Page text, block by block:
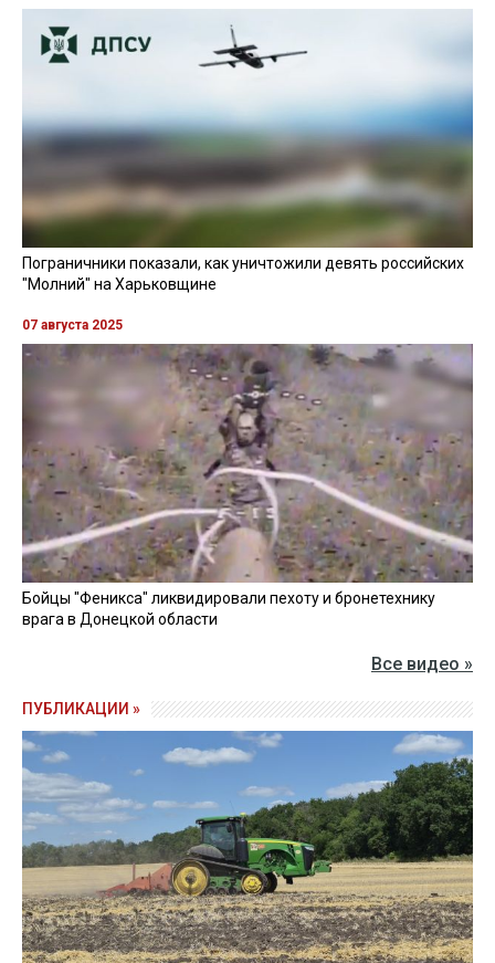
Пограничники показали, как уничтожили девять российских
"Молний" на Харьковщине
07 августа 2025
Бойцы "Феникса" ликвидировали пехоту и бронетехнику
врага в Донецкой области
Все видео »
ПУБЛИКАЦИИ »